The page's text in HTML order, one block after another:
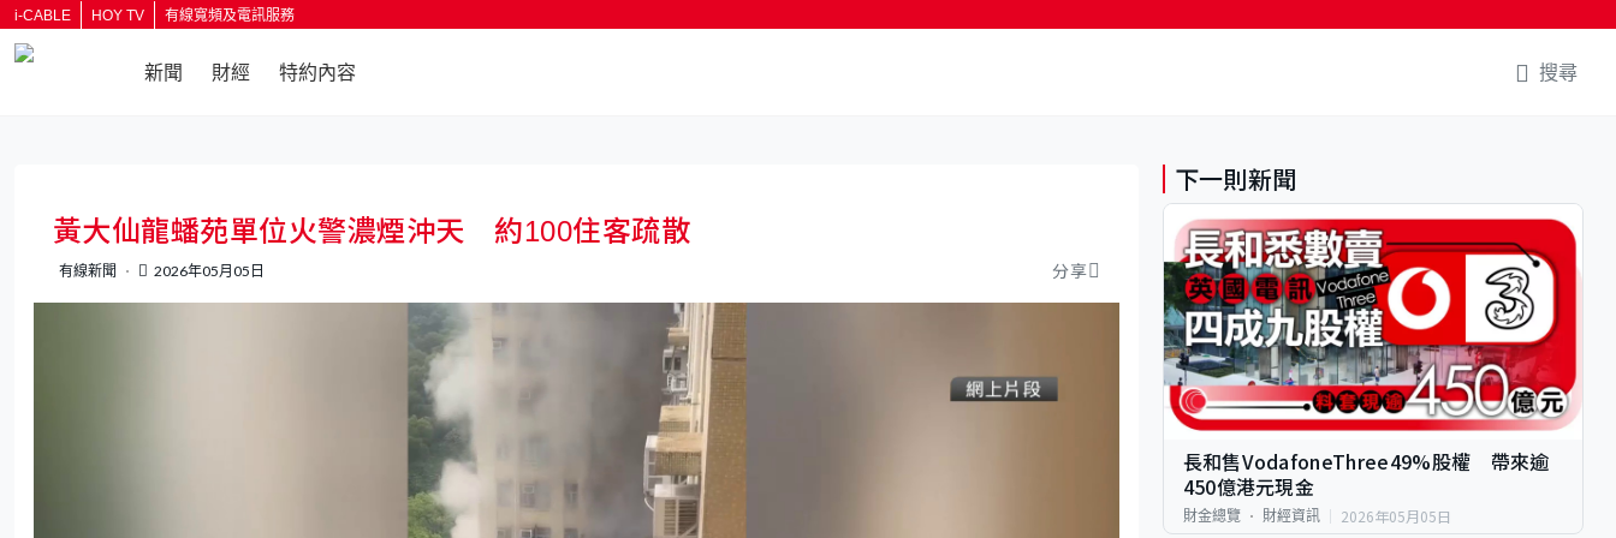
i-CABLE HOY TV 有線寬頻及電訊服務
新聞 財經 特約內容 搜尋
黃大仙龍蟠苑單位火警濃煙沖天 約100住客疏散
有線新聞 2026年05月05日 分享
下一則新聞
長和售VodafoneThree49%股權 帶來逾
450億港元現金
財金總覽 財經資訊 2026年05月05日